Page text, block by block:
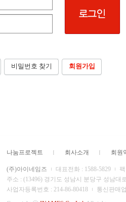
비밀번호 찾기 회원가입
나눔프로젝트 회사소개 회원
(주)아이네임즈 대표전화 : 1588-5829
주소 : (13496) 경기도 성남시 분당구 성남대
사업자등록번호 : 214-86-80418
통신판매